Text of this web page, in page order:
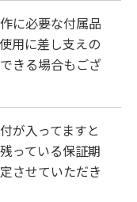
に必要な付属品
用に差し支えの
きる場合もござ
が入ってますと
っている保証期
させていただき